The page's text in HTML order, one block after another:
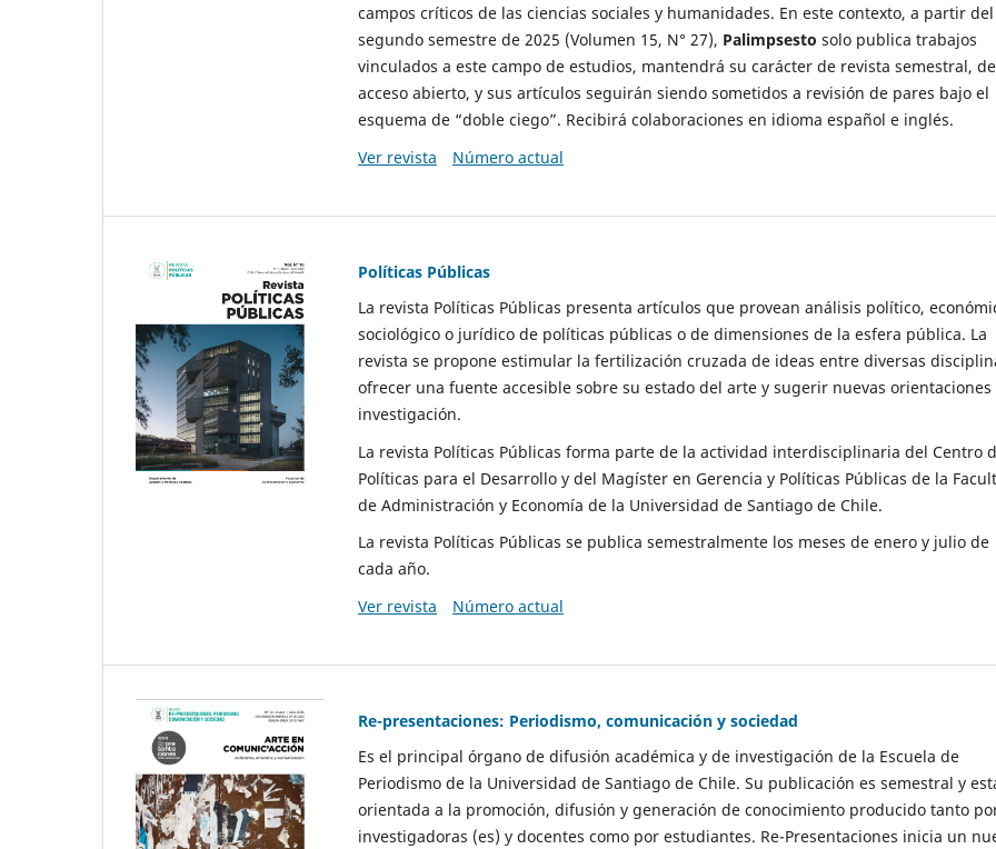
campos críticos de las ciencias sociales y humanidades. En este contexto, a partir del
segundo semestre de 2025 (Volumen 15, N° 27), Palimpsesto solo publica trabajos
vinculados a este campo de estudios, mantendrá su carácter de revista semestral, de
acceso abierto, y sus artículos seguirán siendo sometidos a revisión de pares bajo el
esquema de “doble ciego”. Recibirá colaboraciones en idioma español e inglés.
Ver revista
Número actual
Políticas Públicas
La revista Políticas Públicas presenta artículos que provean análisis político,
sociológico o jurídico de políticas públicas o de dimensiones de la esfera pública. La
revista se propone estimular la fertilización cruzada de ideas entre diversas
ofrecer una fuente accesible sobre su estado del arte y sugerir nuevas orientaciones
investigación.
La revista Políticas Públicas forma parte de la actividad interdisciplinaria del Centro
Políticas para el Desarrollo y del Magíster en Gerencia y Políticas Públicas de la
de Administración y Economía de la Universidad de Santiago de Chile.
La revista Políticas Públicas se publica semestralmente los meses de enero y julio de
cada año.
Ver revista
Número actual
Re-presentaciones: Periodismo, comunicación y sociedad
Es el principal órgano de difusión académica y de investigación de la Escuela de
Periodismo de la Universidad de Santiago de Chile. Su publicación es semestral y
orientada a la promoción, difusión y generación de conocimiento producido tanto
investigadoras (es) y docentes como por estudiantes. Re-Presentaciones inicia un